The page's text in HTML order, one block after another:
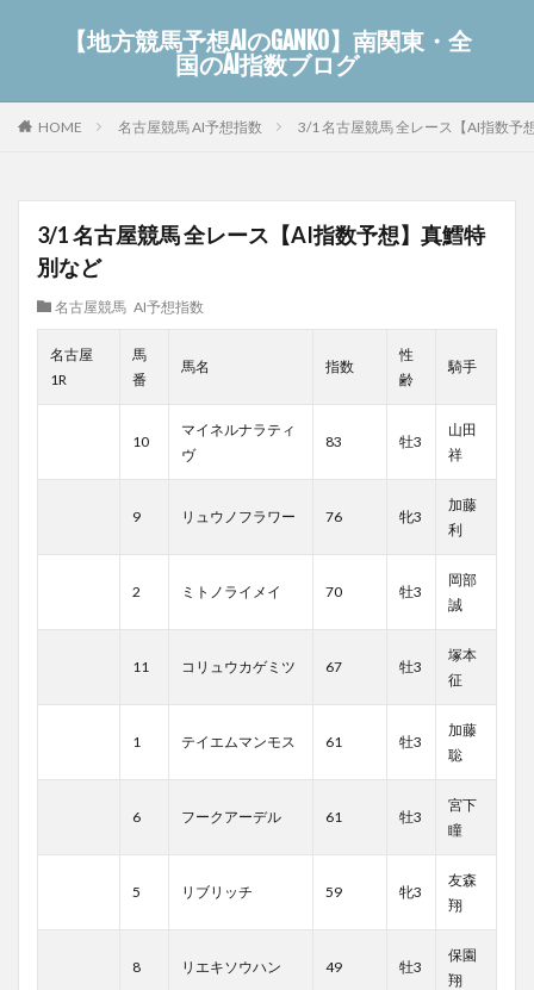
【地方競馬予想AIのGANKO】南関東・全
国のAI指数ブログ
HOME 名古屋競馬 AI予想指数 3/1 名古屋競馬 全レース【AI指数予
3/1 名古屋競馬 全レース【AI指数予想】真鱈特
別など
名古屋競馬 AI予想指数
名古屋
1R
馬
番
馬名 指数
性
齢
騎手
10
マイネルナラティ
ヴ
83 牡3
山田
祥
9 リュウノフラワー 76 牝3
加藤
利
2 ミトノライメイ 70 牡3
岡部
誠
11 コリュウカゲミツ 67 牡3
塚本
征
1 テイエムマンモス 61 牡3
加藤
聡
6 フークアーデル 61 牡3
宮下
瞳
5 リブリッチ 59 牝3
友森
翔
8 リエキソウハン 49 牡3
保園
翔